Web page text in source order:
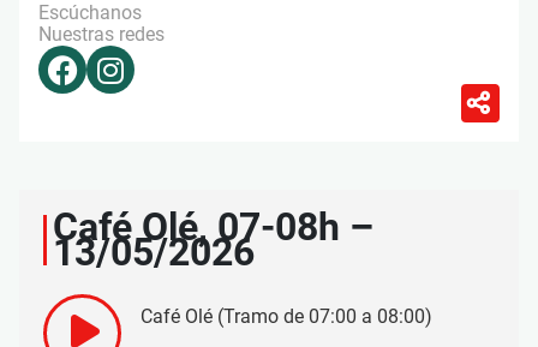
Escúchanos
Nuestras redes
Café Olé, 07-08h –
13/05/2026
Café Olé (Tramo de 07:00 a 08:00)